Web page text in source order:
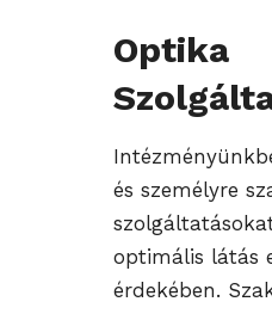
Optika
és személyre
optimális látás
érdekében.